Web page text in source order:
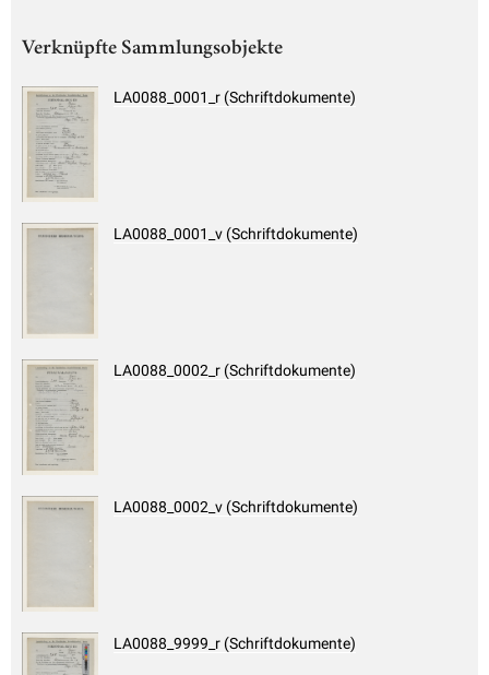
Verknüpfte Sammlungsobjekte
LA0088_0001_r (Schriftdokumente)
LA0088_0001_v (Schriftdokumente)
LA0088_0002_r (Schriftdokumente)
LA0088_0002_v (Schriftdokumente)
LA0088_9999_r (Schriftdokumente)